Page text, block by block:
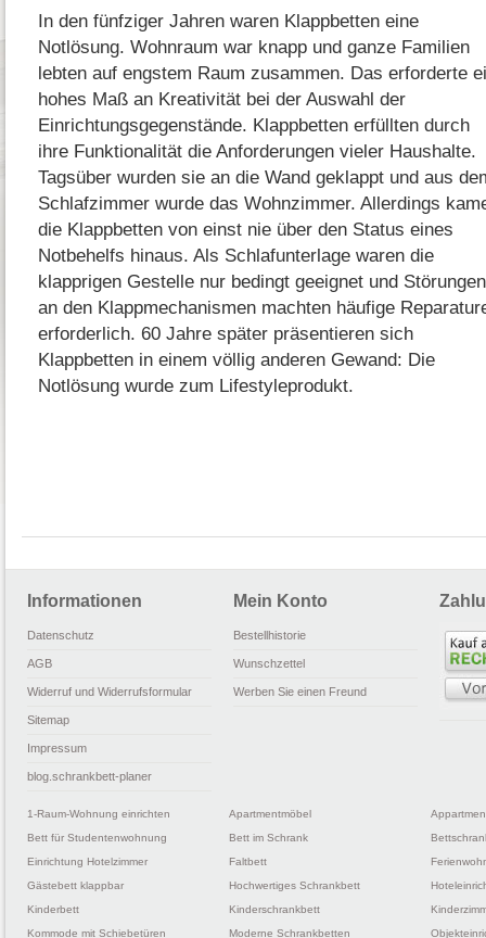
In den fünfziger Jahren waren Klappbetten eine
Notlösung. Wohnraum war knapp und ganze Familien
lebten auf engstem Raum zusammen. Das erforderte
hohes Maß an Kreativität bei der Auswahl der
Einrichtungsgegenstände. Klappbetten erfüllten durch
ihre Funktionalität die Anforderungen vieler Haushalte.
Tagsüber wurden sie an die Wand geklappt und aus
Schlafzimmer wurde das Wohnzimmer. Allerdings
die Klappbetten von einst nie über den Status eines
Notbehelfs hinaus. Als Schlafunterlage waren die
klapprigen Gestelle nur bedingt geeignet und Störungen
an den Klappmechanismen machten häufige
erforderlich. 60 Jahre später präsentieren sich
Klappbetten in einem völlig anderen Gewand: Die
Notlösung wurde zum Lifestyleprodukt.
Informationen
Datenschutz
AGB
Widerruf und Widerrufsformular
Sitemap
Impressum
blog.schrankbett-planer
Mein Konto
Bestellhistorie
Wunschzettel
Werben Sie einen Freund
1-Raum-Wohnung einrichten Apartmentmöbel
Bett für Studentenwohnung
Bett im Schrank
Einrichtung Hotelzimmer
Faltbett
Gästebett klappbar
Hochwertiges Schrankbett
Kinderbett
Kinderschrankbett
Kommode mit Schiebetüren
Moderne Schrankbetten